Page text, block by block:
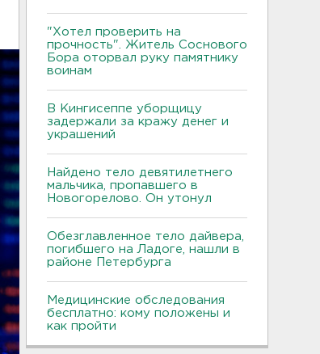
"Хотел проверить на
прочность". Житель Соснового
Бора оторвал руку памятнику
воинам
В Кингисеппе уборщицу
задержали за кражу денег и
украшений
Найдено тело девятилетнего
мальчика, пропавшего в
Новогорелово. Он утонул
Обезглавленное тело дайвера,
погибшего на Ладоге, нашли в
районе Петербурга
Медицинские обследования
бесплатно: кому положены и
как пройти